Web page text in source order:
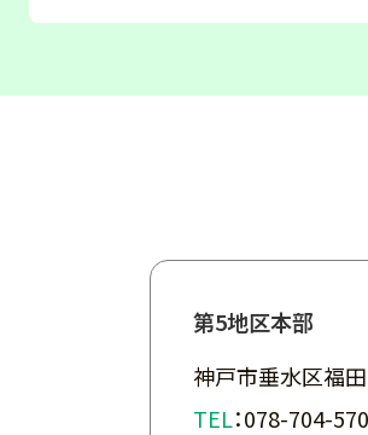
第5地区本部
神戸市垂水区福
TEL：078-704-